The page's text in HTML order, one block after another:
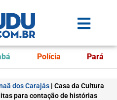
Polícia Pará
dos Carajás | Casa da Cultura
para contação de histórias